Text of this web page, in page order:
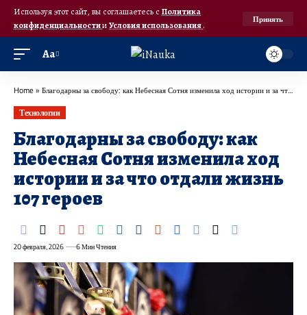
Используя этот сайт, вы соглашаетесь с Политика
конфиденциальностииУсловия использования.
Принять
Аа
Home » Благодарны за свободу: как Небесная Сотня изменила ход истории и за что отдали жизнь 107 героев
Технологии
Благодарны за свободу: как
Небесная Сотня изменила ход
истории и за что отдали жизнь
107 героев
20 февраля, 2026 6 Мин Чтения